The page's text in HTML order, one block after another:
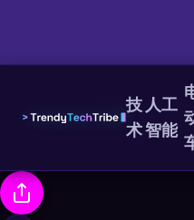
技
术
人工
智能